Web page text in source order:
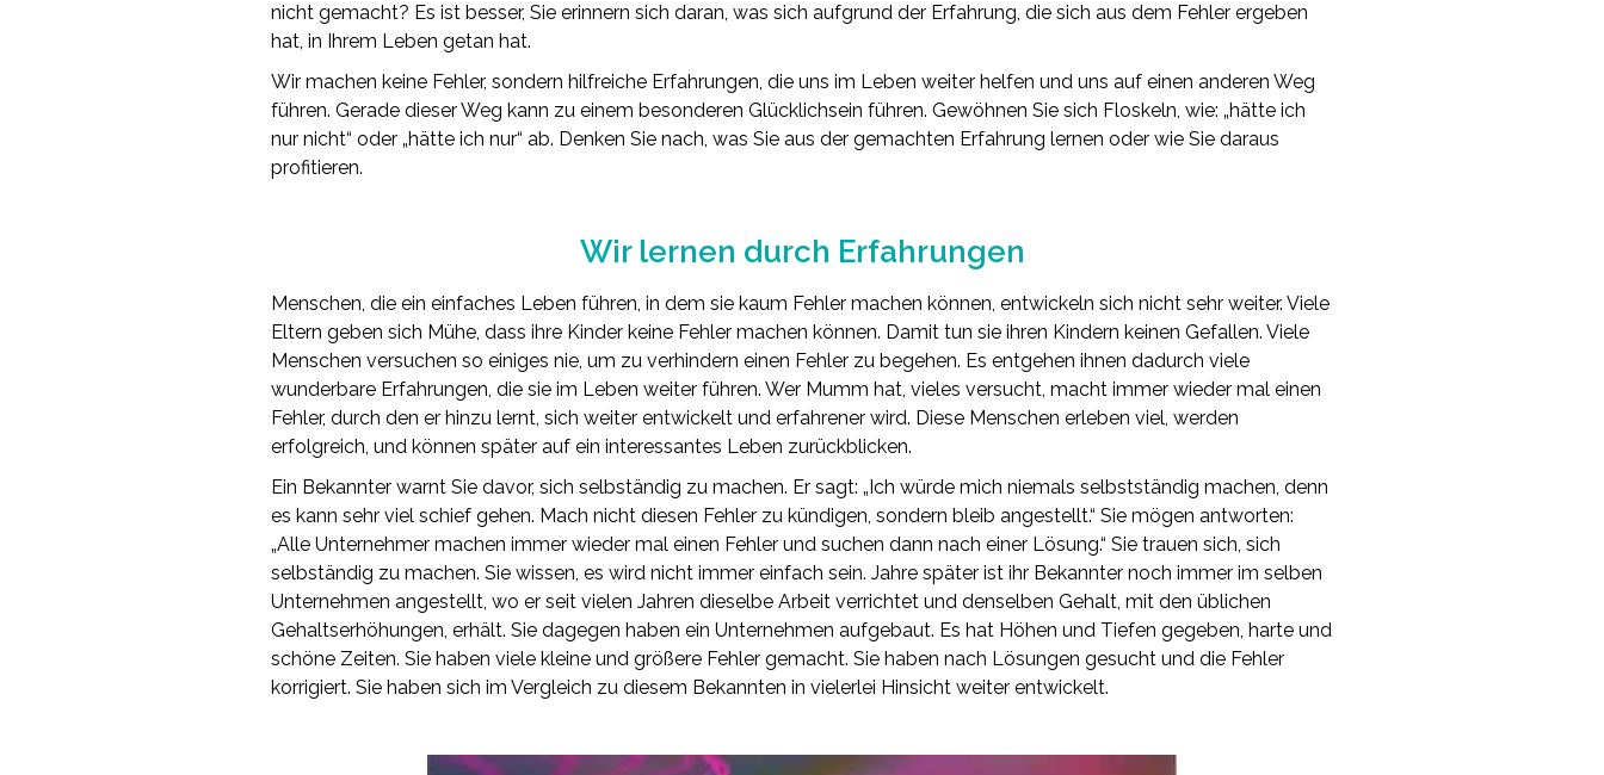
nicht gemacht? Es ist besser, Sie erinnern sich daran, was sich aufgrund der Erfahrung, die sich aus dem Fehler ergeben
hat, in Ihrem Leben getan hat.
Wir machen keine Fehler, sondern hilfreiche Erfahrungen, die uns im Leben weiter helfen und uns auf einen anderen Weg
führen. Gerade dieser Weg kann zu einem besonderen Glücklichsein führen. Gewöhnen Sie sich Floskeln, wie: „hätte ich
nur nicht“ oder „hätte ich nur“ ab. Denken Sie nach, was Sie aus der gemachten Erfahrung lernen oder wie Sie daraus
profitieren.
Wir lernen durch Erfahrungen
Menschen, die ein einfaches Leben führen, in dem sie kaum Fehler machen können, entwickeln sich nicht sehr weiter. Viele
Eltern geben sich Mühe, dass ihre Kinder keine Fehler machen können. Damit tun sie ihren Kindern keinen Gefallen. Viele
Menschen versuchen so einiges nie, um zu verhindern einen Fehler zu begehen. Es entgehen ihnen dadurch viele
wunderbare Erfahrungen, die sie im Leben weiter führen. Wer Mumm hat, vieles versucht, macht immer wieder mal einen
Fehler, durch den er hinzu lernt, sich weiter entwickelt und erfahrener wird. Diese Menschen erleben viel, werden
erfolgreich, und können später auf ein interessantes Leben zurückblicken.
Ein Bekannter warnt Sie davor, sich selbständig zu machen. Er sagt: „Ich würde mich niemals selbstständig machen, denn
es kann sehr viel schief gehen. Mach nicht diesen Fehler zu kündigen, sondern bleib angestellt.“ Sie mögen antworten:
„Alle Unternehmer machen immer wieder mal einen Fehler und suchen dann nach einer Lösung.“ Sie trauen sich, sich
selbständig zu machen. Sie wissen, es wird nicht immer einfach sein. Jahre später ist ihr Bekannter noch immer im selben
Unternehmen angestellt, wo er seit vielen Jahren dieselbe Arbeit verrichtet und denselben Gehalt, mit den üblichen
Gehaltserhöhungen, erhält. Sie dagegen haben ein Unternehmen aufgebaut. Es hat Höhen und Tiefen gegeben, harte und
schöne Zeiten. Sie haben viele kleine und größere Fehler gemacht. Sie haben nach Lösungen gesucht und die Fehler
korrigiert. Sie haben sich im Vergleich zu diesem Bekannten in vielerlei Hinsicht weiter entwickelt.